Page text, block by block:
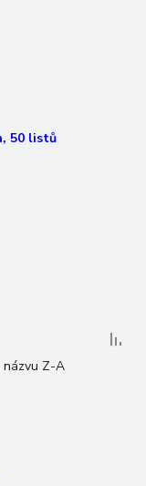
50 listů
názvu Z-A